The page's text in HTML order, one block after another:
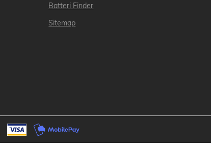
Batteri Finder
Sitemap